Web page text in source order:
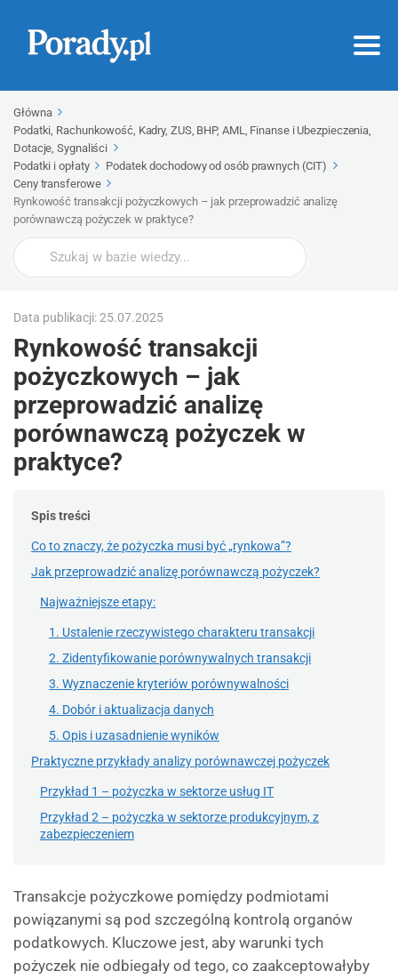
Główna
Podatki, Rachunkowość, Kadry, ZUS, BHP, AML, Finanse i Ubezpieczenia,
Dotacje, Sygnaliści
Podatki i opłaty
Podatek dochodowy od osób prawnych (CIT)
Ceny transferowe
Rynkowość transakcji pożyczkowych – jak przeprowadzić analizę
porównawczą pożyczek w praktyce?
Wyszukaj
Data publikacji: 25.07.2025
Rynkowość transakcji
pożyczkowych – jak
przeprowadzić analizę
porównawczą pożyczek w
praktyce?
Spis treści
Co to znaczy, że pożyczka musi być „rynkowa”?
Jak przeprowadzić analizę porównawczą pożyczek?
Najważniejsze etapy:
1. Ustalenie rzeczywistego charakteru transakcji
2. Zidentyfikowanie porównywalnych transakcji
3. Wyznaczenie kryteriów porównywalności
4. Dobór i aktualizacja danych
5. Opis i uzasadnienie wyników
Praktyczne przykłady analizy porównawczej pożyczek
Przykład 1 – pożyczka w sektorze usług IT
Przykład 2 – pożyczka w sektorze produkcyjnym, z
zabezpieczeniem
Transakcje pożyczkowe pomiędzy podmiotami
powiązanymi są pod szczególną kontrolą organów
podatkowych. Kluczowe jest, aby warunki tych
pożyczek nie odbiegały od tego, co zaakceptowałyby